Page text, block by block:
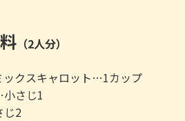
（2人分）
ックスキャロット…1カップ
さじ1
2